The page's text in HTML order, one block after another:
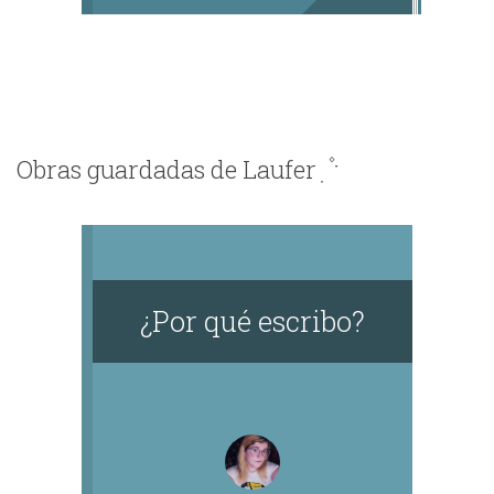
Obras guardadas de Laufer ִ ۫ ˑ
¿Por qué escribo?